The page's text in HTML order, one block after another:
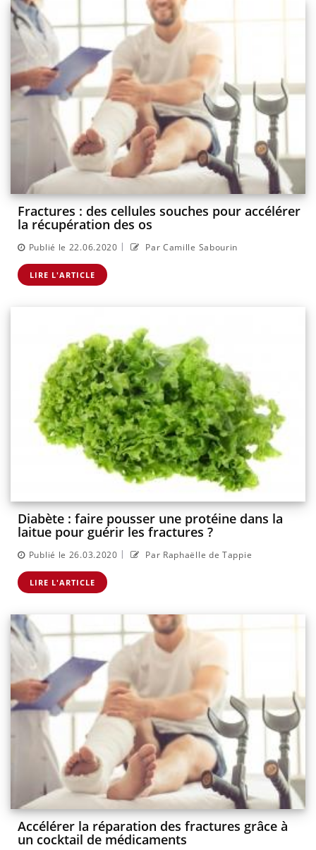
Fractures : des cellules souches pour accélérer
la récupération des os
Publié le 22.06.2020 | Par Camille Sabourin
LIRE L'ARTICLE
Diabète : faire pousser une protéine dans la
laitue pour guérir les fractures ?
Publié le 26.03.2020 | Par Raphaëlle de Tappie
LIRE L'ARTICLE
Accélérer la réparation des fractures grâce à
un cocktail de médicaments